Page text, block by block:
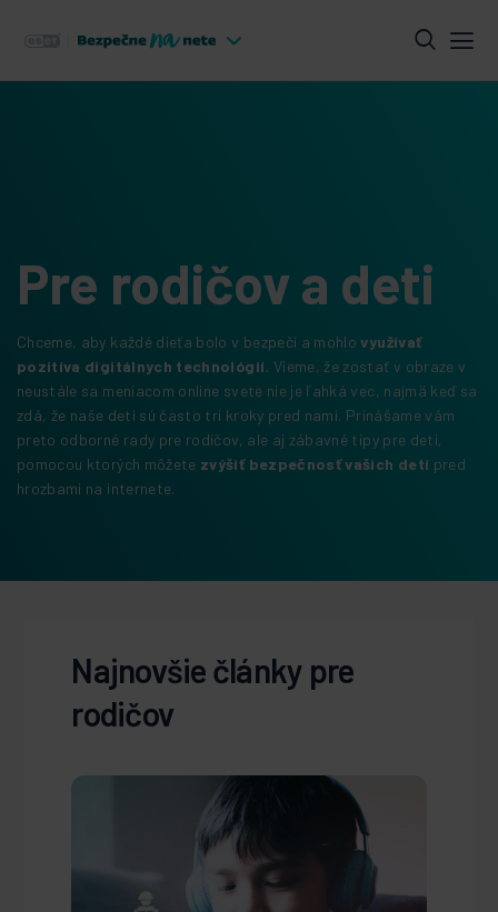
Pre rodičov a deti
Chceme, aby každé dieťa bolo v bezpečí a mohlovyužívať
pozitíva digitálnych technológií. Vieme, že zostať v obraze v
neustále sa meniacom online svete nie je ľahká vec, najmä keď sa
zdá, že naše deti sú často tri kroky pred nami. Prinášame vám
preto odborné rady pre rodičov, ale aj zábavné tipy pre deti,
pomocou ktorých môžete zvýšiť bezpečnosť vašich detí pred
hrozbami na internete.
Najnovšie články pre
rodičov